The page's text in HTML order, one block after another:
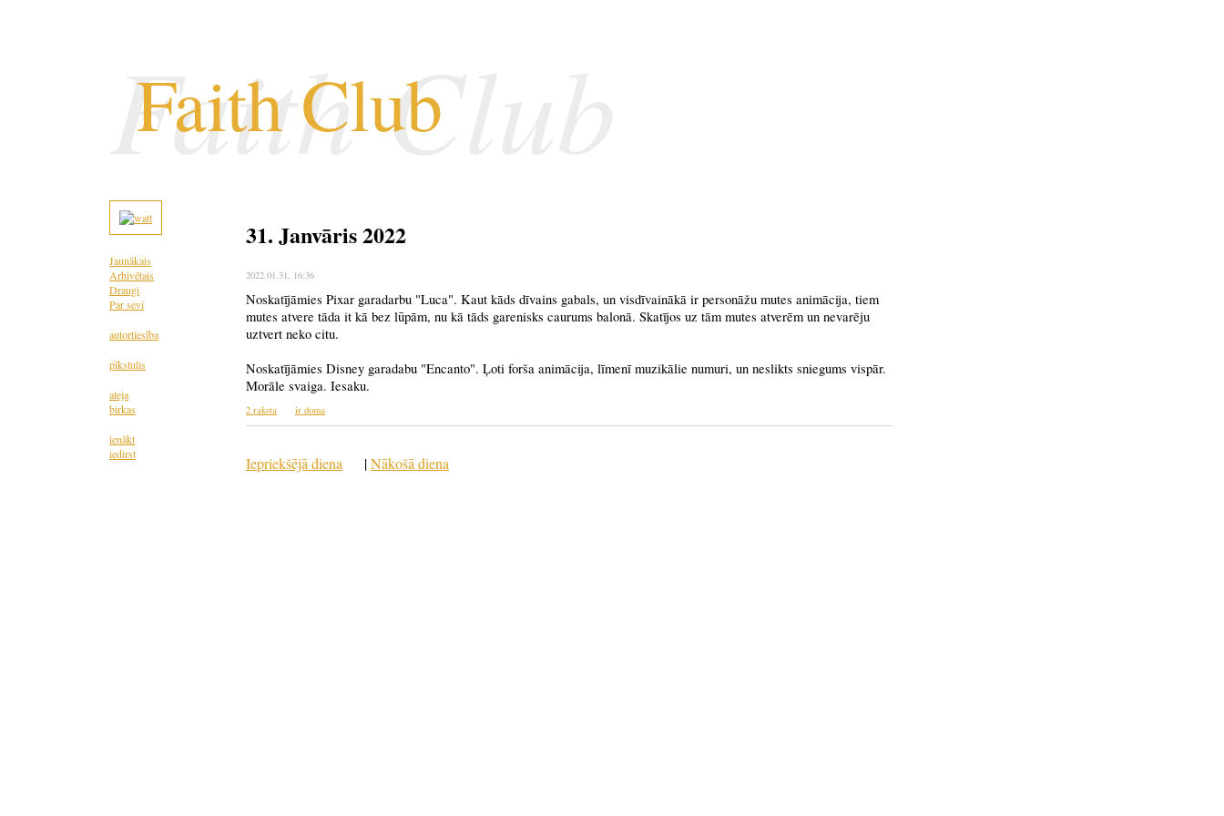
Faith Club
Faith Club
Jaunākais
Arhivētais
Draugi
Par sevi
autortiesība
pīkstulis
ateja
birkas
ienākt
iedirst
31. Janvāris 2022
2022.01.31, 16:36
Noskatījāmies Pixar garadarbu "Luca". Kaut kāds dīvains gabals, un visdīvainākā ir personāžu mutes animācija, tiem
mutes atvere tāda it kā bez lūpām, nu kā tāds garenisks caurums balonā. Skatījos uz tām mutes atverēm un nevarēju
uztvert neko citu.
Noskatījāmies Disney garadabu "Encanto". Ļoti forša animācija, līmenī muzikālie numuri, un neslikts sniegums vispār.
Morāle svaiga. Iesaku.
2 raksta ir doma
Iepriekšējā diena |Nākošā diena